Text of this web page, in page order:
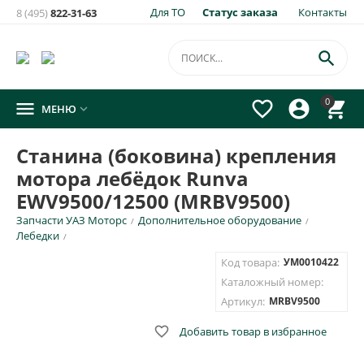
Для ТО Статус заказа Контакты
8 (495)822-31-63
0




 МЕНЮ 
Станина (боковина) крепления
мотора лебёдок Runva
EWV9500/12500 (MRBV9500)
Запчасти УАЗ Моторс / Дополнительное оборудование /
Лебедки /
Код товара: УМ0010422
Каталожный номер:
Артикул: MRBV9500
 Добавить товар в избранное
товара:
×
Станина (боковина) крепления мотора лебёдок Runva
EWV9500/12500 (MRBV9500)
E-mail для уведомления письмом
Номер телефона для SMS уведомления